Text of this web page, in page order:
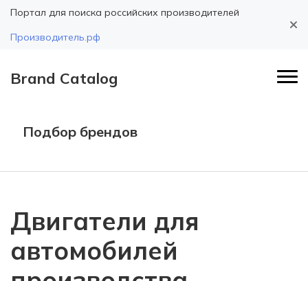
Портал для поиска российских производителей
Производитель.рф
Brand Catalog
Подбор брендов
Двигатели для
автомобилей